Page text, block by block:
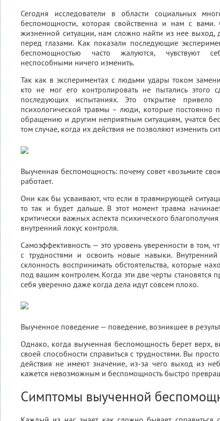
Сегодня исследователи в области социальных
беспомощности, которая свойственна и нам с
жизненной ситуации, нам сложно найти из нее выход,
перед глазами. Как показали последующие
беспомощностью часто жалуются, чувствуют
неспособными ничего изменить.
Так как в экспериментах с людьми удары током
кто не мог его контролировать не пытались этого
последующих испытаниях. Это открытие
психологической травмы – люди, которые постоянно
обращению и другим неприятным ситуациям, учатся
том случае, когда их действия не позволяют изменить
Выученная беспомощность: почему совет «возьмите
работает.
Они как бы усваивают, что если в травмирующей
то так и будет дальше. В этот момент травма
критически важных аспекта психического
внутренний локус контроля.
Самоэффективность — это уровень уверенности в том,
с трудностями и освоить новые навыки.
склонность воспринимать обстоятельства, которые
под вашим контролем. Когда эти две черты становятся
себя уверенно даже когда дела идут совсем плохо.
Выученное поведение — поведение, возникшее в
Однако, когда выученная беспомощность берет верх,
своей способности справиться с трудностями. Вы
действия не имеют значение, из-за чего выход из
кажется невозможным и беспомощность быстро
Симптомы выученной